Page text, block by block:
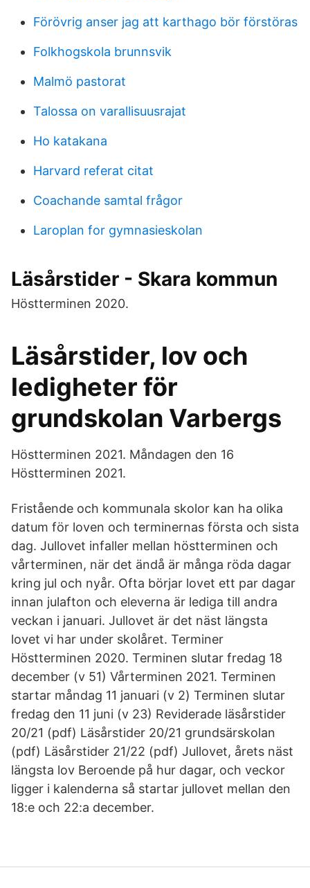
Förövrig anser jag att karthago bör förstöras
Folkhogskola brunnsvik
Malmö pastorat
Talossa on varallisuusrajat
Ho katakana
Harvard referat citat
Coachande samtal frågor
Laroplan for gymnasieskolan
Läsårstider - Skara kommun
Höstterminen 2020.
Läsårstider, lov och
ledigheter för
grundskolan Varbergs
Höstterminen 2021. Måndagen den 16
Höstterminen 2021.
Fristående och kommunala skolor kan ha olika
datum för loven och terminernas första och sista
dag. Jullovet infaller mellan höstterminen och
vårterminen, när det ändå är många röda dagar
kring jul och nyår. Ofta börjar lovet ett par dagar
innan julafton och eleverna är lediga till andra
veckan i januari. Jullovet är det näst längsta
lovet vi har under skolåret. Terminer
Höstterminen 2020. Terminen slutar fredag 18
december (v 51) Vårterminen 2021. Terminen
startar måndag 11 januari (v 2) Terminen slutar
fredag den 11 juni (v 23) Reviderade läsårstider
20/21 (pdf) Läsårstider 20/21 grundsärskolan
(pdf) Läsårstider 21/22 (pdf) Jullovet, årets näst
längsta lov Beroende på hur dagar, och veckor
ligger i kalenderna så startar jullovet mellan den
18:e och 22:a december.